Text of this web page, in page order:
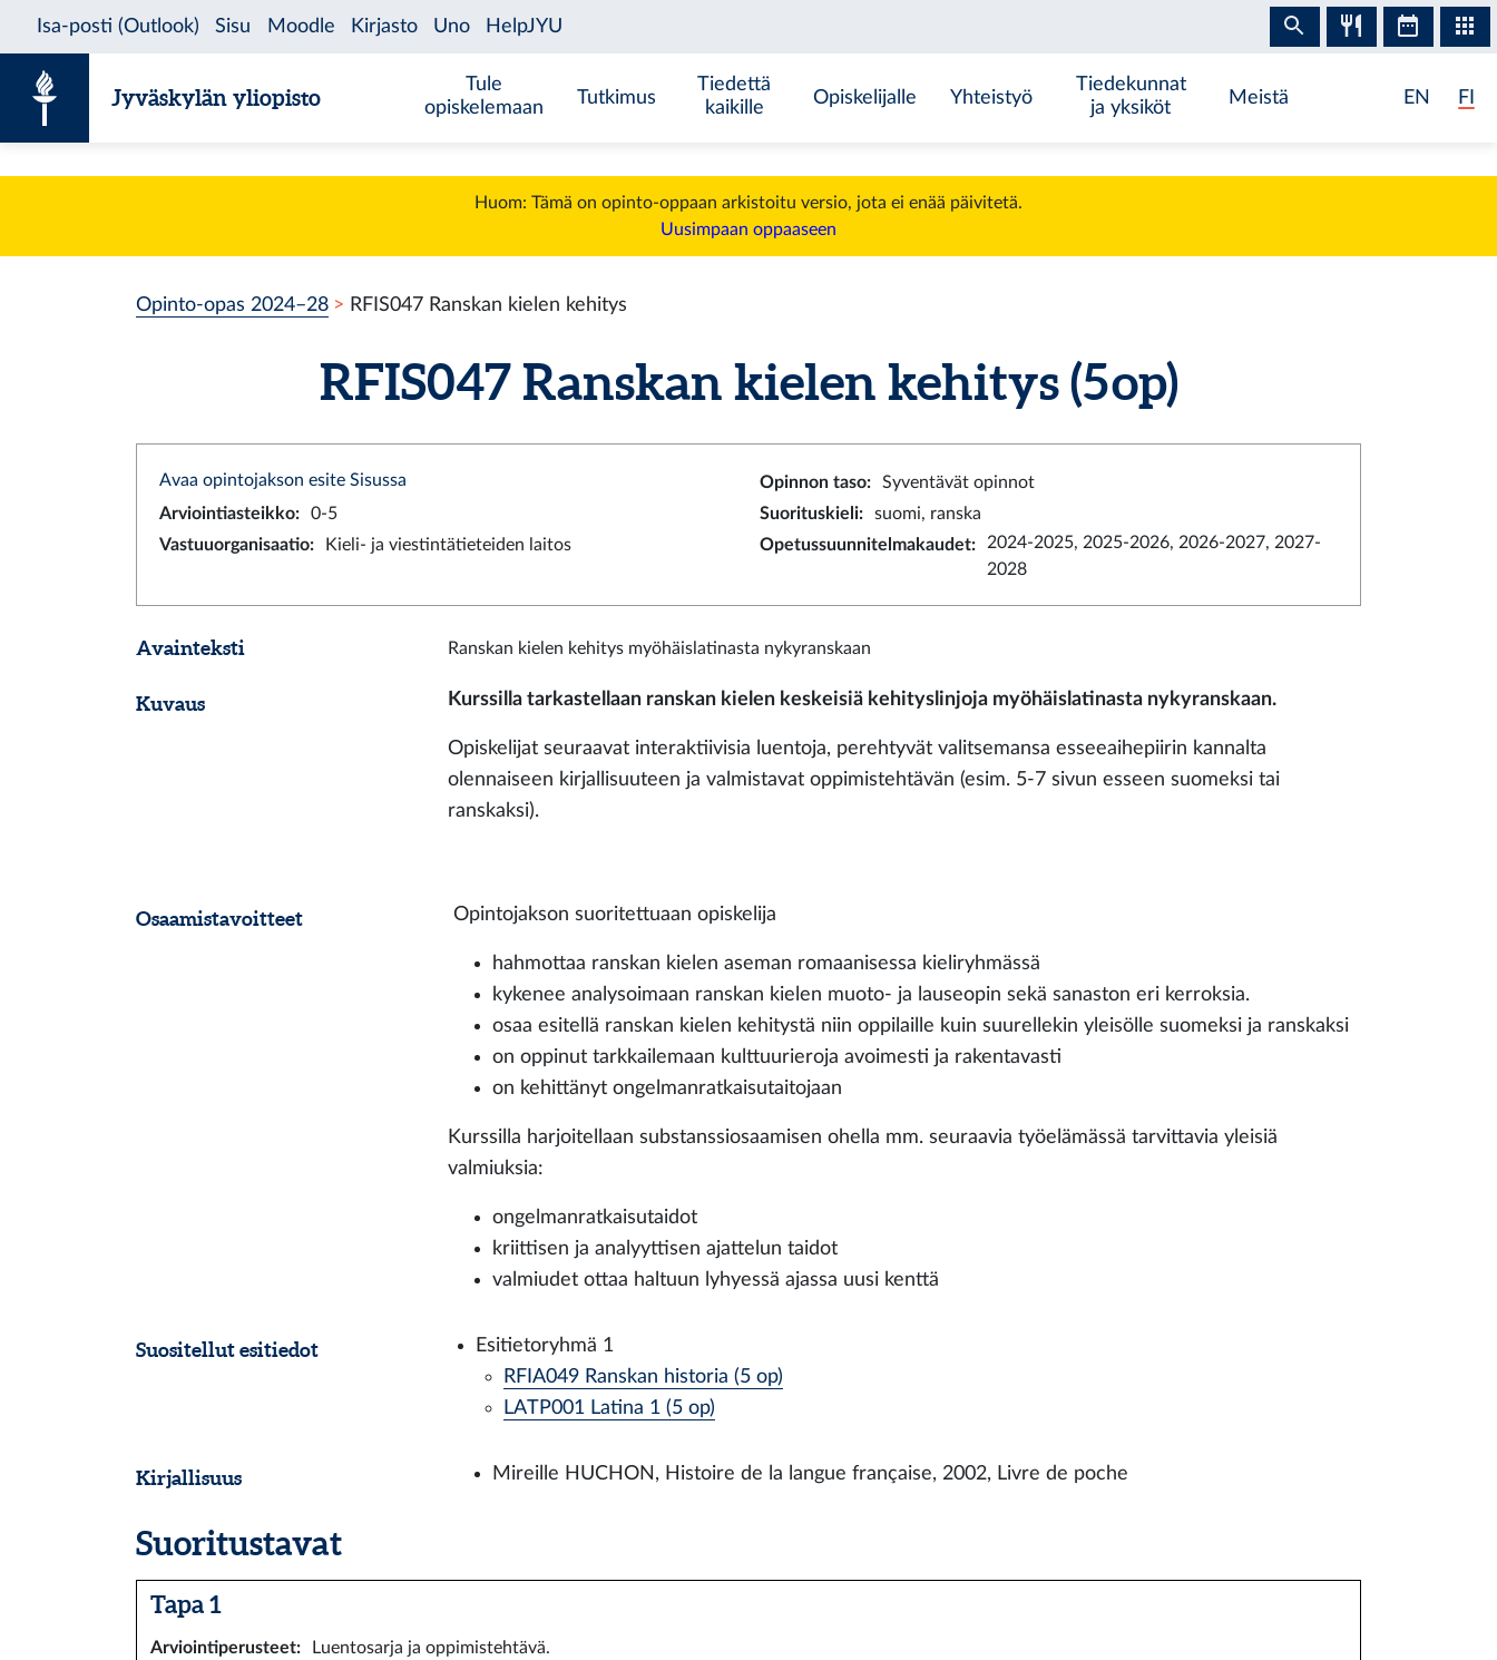
Jyväskylän yliopisto
Tule
opiskelemaan
Tutkimus
Tiedettä
kaikille
Opiskelijalle Yhteistyö
Tiedekunnat
ja yksiköt
Meistä EN FI
Huom: Tämä on opinto-oppaan arkistoitu versio, jota ei enää päivitetä.
Uusimpaan oppaaseen
Opinto-opas 2024–28 RFIS047 Ranskan kielen kehitys
RFIS047 Ranskan kielen kehitys (5 op)
Avaa opintojakson esite Sisussa Opinnon taso:
Syventävät opinnot
Arviointiasteikko: 0-5 Suorituskieli:
suomi, ranska
Vastuuorganisaatio: Kieli- ja viestintätieteiden laitos Opetussuunnitelmakaudet:
2024-2025, 2025-2026, 2026-2027, 2027-
2028
Avainteksti Ranskan kielen kehitys myöhäislatinasta nykyranskaan
Kuvaus Kurssilla tarkastellaan ranskan kielen keskeisiä kehityslinjoja myöhäislatinasta nykyranskaan.
Opiskelijat seuraavat interaktiivisia luentoja, perehtyvät valitsemansa esseeaihepiirin kannalta
olennaiseen kirjallisuuteen ja valmistavat oppimistehtävän (esim. 5-7 sivun esseen suomeksi tai
ranskaksi).
Osaamistavoitteet Opintojakson suoritettuaan opiskelija
hahmottaa ranskan kielen aseman romaanisessa kieliryhmässä
kykenee analysoimaan ranskan kielen muoto- ja lauseopin sekä sanaston eri kerroksia.
osaa esitellä ranskan kielen kehitystä niin oppilaille kuin suurellekin yleisölle suomeksi ja ranskaksi
on oppinut tarkkailemaan kulttuurieroja avoimesti ja rakentavasti
on kehittänyt ongelmanratkaisutaitojaan
Kurssilla harjoitellaan substanssiosaamisen ohella mm. seuraavia työelämässä tarvittavia yleisiä
valmiuksia:
ongelmanratkaisutaidot
kriittisen ja analyyttisen ajattelun taidot
valmiudet ottaa haltuun lyhyessä ajassa uusi kenttä
Suositellut esitiedot
Esitietoryhmä 1
RFIA049 Ranskan historia (5 op)
LATP001 Latina 1 (5 op)
Kirjallisuus Mireille HUCHON, Histoire de la langue française, 2002, Livre de poche
Suoritustavat
Tapa 1
Arviointiperusteet:
Luentosarja ja oppimistehtävä.